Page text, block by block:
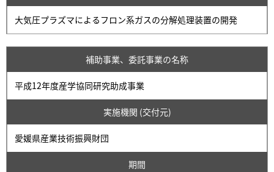
大気圧プラズマによるフロン系ガスの分解処理装置の開発
補助事業、委託事業の名称
平成12年度産学協同研究助成事業
実施機関 (交付元)
愛媛県産業技術振興財団
期間